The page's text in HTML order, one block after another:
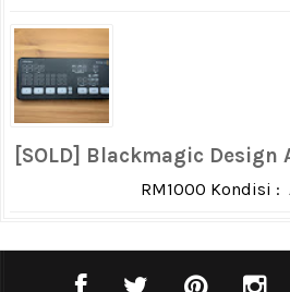
[SOLD] Blackmagic Design
RM1000 Kondisi :